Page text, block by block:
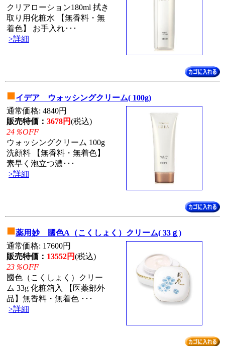
クリアローション180ml 拭き
取り用化粧水 【無香料・無
着色】 お手入れ･･･
>詳細
■イデア ウォッシングクリーム( 100g)
通常価格: 4840円
販売特価： 3678円(税込)
24％OFF
ウォッシングクリーム 100g
洗顔料 【無香料・無着色】
素早く泡立つ濃･･･
>詳細
■薬用妙 國色A（こくしょく）クリーム( 33ｇ)
通常価格: 17600円
販売特価： 13552円(税込)
23％OFF
國色（こくしょく）クリー
ム 33g 化粧箱入 【医薬部外
品】無香料・無着色 ･･･
>詳細